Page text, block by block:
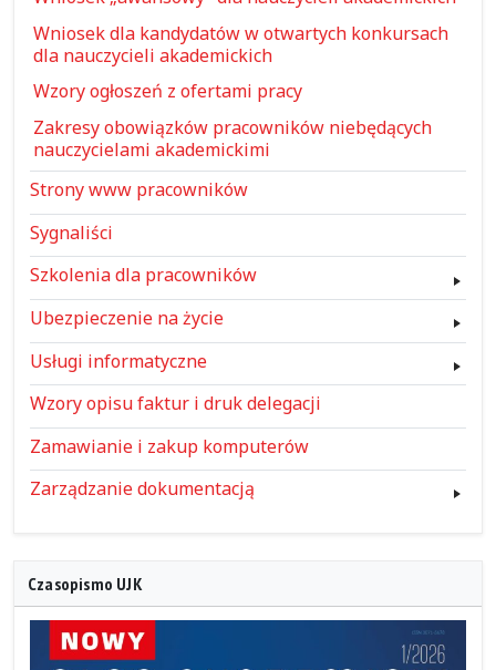
Wniosek dla kandydatów w otwartych konkursach
dla nauczycieli akademickich
Wzory ogłoszeń z ofertami pracy
Zakresy obowiązków pracowników niebędących
nauczycielami akademickimi
Strony www pracowników
Sygnaliści
Szkolenia dla pracowników
Ubezpieczenie na życie
Usługi informatyczne
Wzory opisu faktur i druk delegacji
Zamawianie i zakup komputerów
Zarządzanie dokumentacją
Czasopismo UJK